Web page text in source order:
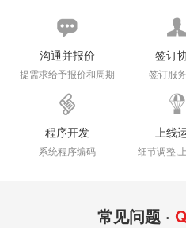
沟通并报价
提需求给予报价和周期
签订
签订服
程序开发
系统程序编码
上线
细节调整,
常见问题 ·